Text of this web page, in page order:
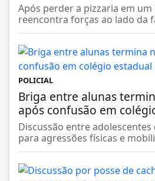
Após perder a pizzaria em um
reencontra forças ao lado da
POLICIAL
Briga entre alunas
após confusão em
Discussão entre adolescentes
para agressões físicas e